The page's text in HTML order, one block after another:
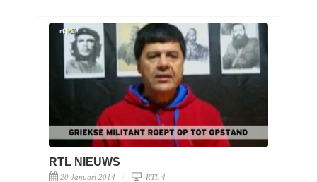
RTL NIEUWS
20 Januari 2014 RTL 4